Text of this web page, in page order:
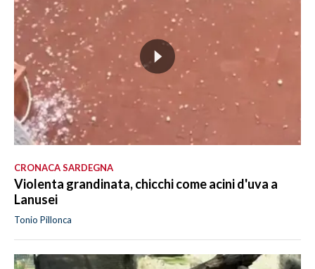
CRONACA SARDEGNA
Violenta grandinata, chicchi come acini d'uva a
Lanusei
Tonio Pillonca